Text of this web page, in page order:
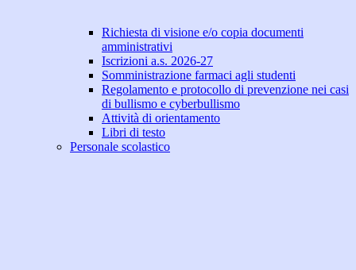
Richiesta di visione e/o copia documenti
amministrativi
Iscrizioni a.s. 2026-27
Somministrazione farmaci agli studenti
Regolamento e protocollo di prevenzione nei casi
di bullismo e cyberbullismo
Attività di orientamento
Libri di testo
Personale scolastico